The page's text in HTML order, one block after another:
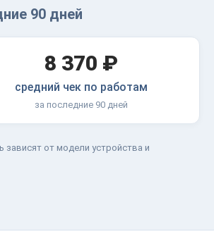
90 дней
8 370 ₽
средний чек по работам
за последние 90 дней
зависят от модели устройства и